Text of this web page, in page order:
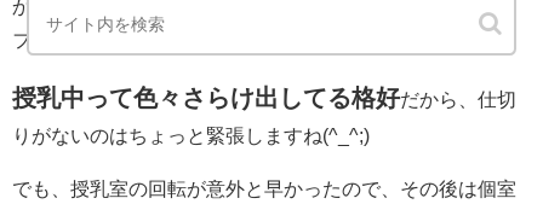
かまぼこの使用時は、カーテンの個室が満室だったのでソ
ファーであげましたが・・・
授乳中って色々さらけ出してる格好だから、仕切
りがないのはちょっと緊張しますね(^_^;)
でも、授乳室の回転が意外と早かったので、その後は個室